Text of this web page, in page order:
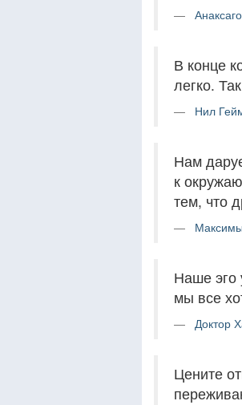
В конце
легко.
Нил
Нам
к
тем, что
Наше эго
мы все
Доктор
Цените